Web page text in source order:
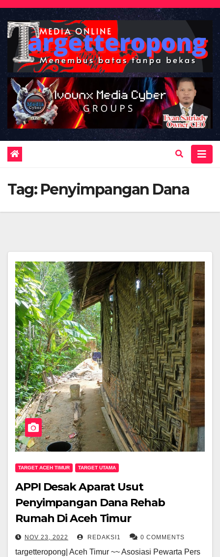
Skip
to
content
Tag: Penyimpangan Dana
TARGET ACEH TIMUR TARGET UTAMA
APPI Desak Aparat Usut
Penyimpangan Dana Rehab
Rumah Di Aceh Timur
NOV 23, 2022 REDAKSI1 0 COMMENTS
targetteropong| Aceh Timur ~~ Asosiasi Pewarta Pers